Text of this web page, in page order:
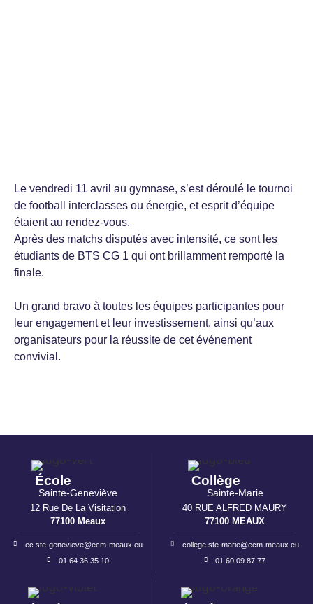
Le vendredi 11 avril au gymnase, s’est déroulé le tournoi
de football interclasses ou énergie, et esprit d’équipe
étaient au rendez-vous.
Après des matchs disputés avec intensité, ce sont les
étudiants de BTS CG 1 qui ont brillamment remporté la
finale.
Un grand bravo à toutes les équipes participantes pour
leur engagement et leur investissement, ainsi qu’aux
organisateurs pour la réussite de cet événement
convivial.
École
Sainte-Geneviève
12 Rue De La Visitation
77100 Meaux
ec.ste-genevieve@ecm-meaux.eu
01 64 36 35 10
Collège
Sainte-Marie
40 RUE ALFRED MAURY
77100 MEAUX
college.ste-marie@ecm-meaux.eu
01 60 09 87 77